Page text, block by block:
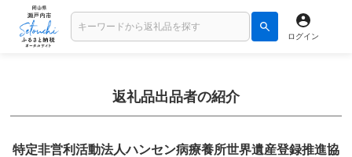
ログイン
返礼品出品者の紹介
特定非営利活動法人ハンセン病療養所世界遺産登録推進協